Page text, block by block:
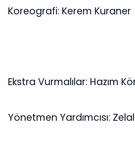
Koreografi: Kerem Kuraner
Ekstra Vurmalılar: Hazım
Yönetmen Yardımcısı: